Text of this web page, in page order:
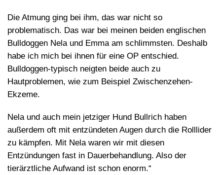
Die Atmung ging bei ihm, das war nicht so
problematisch. Das war bei meinen beiden englischen
Bulldoggen Nela und Emma am schlimmsten. Deshalb
habe ich mich bei ihnen für eine OP entschied.
Bulldoggen-typisch neigten beide auch zu
Hautproblemen, wie zum Beispiel Zwischenzehen-
Ekzeme.
Nela und auch mein jetziger Hund Bullrich haben
außerdem oft mit entzündeten Augen durch die Rolllider
zu kämpfen. Mit Nela waren wir mit diesen
Entzündungen fast in Dauerbehandlung. Also der
tierärztliche Aufwand ist schon enorm.“